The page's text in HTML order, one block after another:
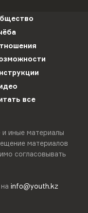
все
иные материалы
материалов
согласовывать
info@youth.kz